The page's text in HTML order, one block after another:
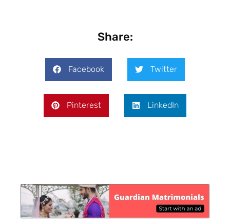
Share:
Facebook Twitter
Pinterest LinkedIn